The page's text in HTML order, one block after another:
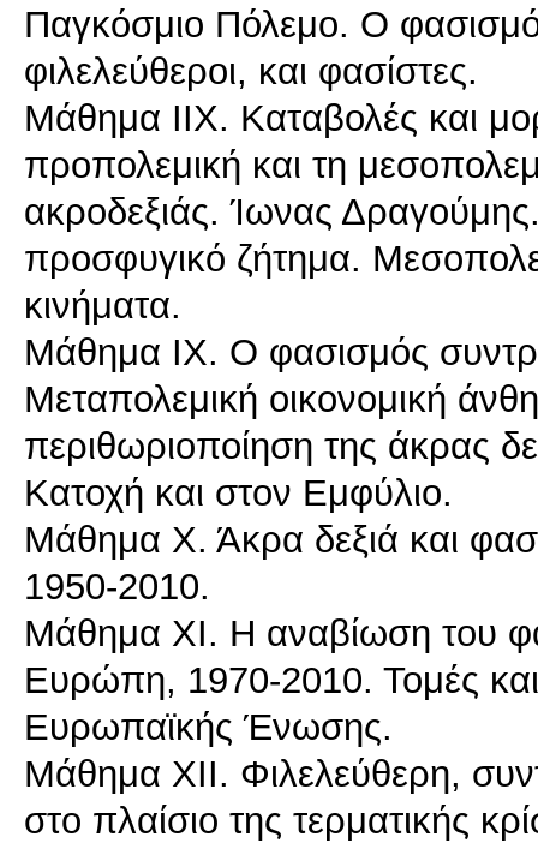
Παγκόσμιο Πόλεμο. Ο φασισμός
φιλελεύθεροι, και φασίστες.
Mάθημα ΙΙΧ. Καταβολές και
προπολεμική και τη
ακροδεξιάς. Ίωνας
προσφυγικό ζήτημα.
κινήματα.
Mάθημα ΙΧ. Ο φασισμός
Μεταπολεμική οικονομική
περιθωριοποίηση της άκρας
Κατοχή και στον Εμφύλιο.
Mάθημα Χ. Άκρα δεξιά και
1950-2010.
Mάθημα ΧΙ. Η αναβίωση του
Ευρώπη, 1970-2010. Τομές και
Ευρωπαϊκής Ένωσης.
Mάθημα ΧΙΙ. Φιλελεύθερη,
στο πλαίσιο της τερματικής